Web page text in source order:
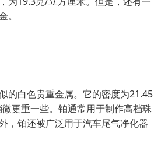
。
的白色贵重金属。它的密度为21.45
更重一些。铂通常用于制作高档珠
，铂还被广泛用于汽车尾气净化器